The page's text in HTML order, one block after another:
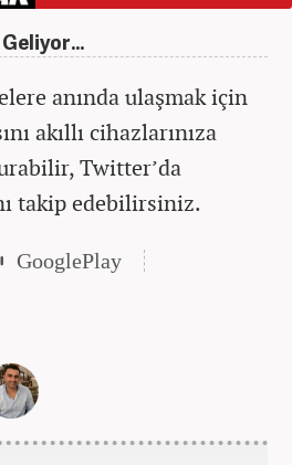
anında ulaşmak için
akıllı cihazlarınıza
Twitter’da
takip edebilirsiniz.
Google Play